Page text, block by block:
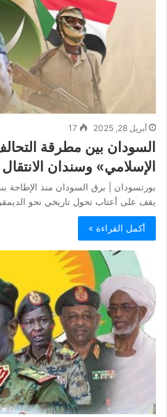
أبريل 28, 2025 17
السودان بين مطرقة
الإسلامي» وسندان
بورتسودان | برق السودان منذ الإطاحة
يقف على أعتاب تحول تاريخي نحو
أكمل القراءة »